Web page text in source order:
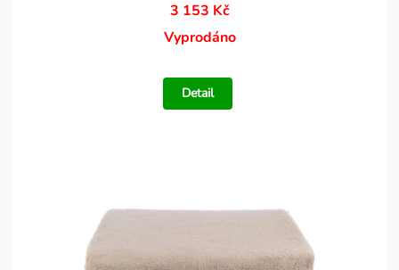
3 153 Kč
Vyprodáno
Detail